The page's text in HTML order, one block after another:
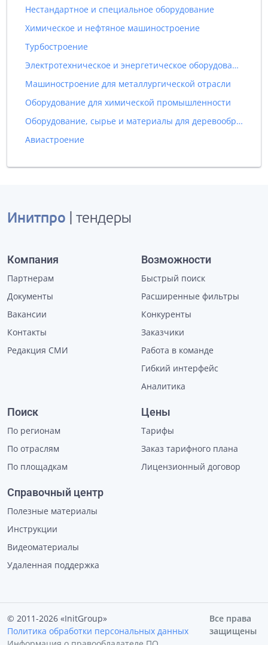
Нестандартное и специальное оборудование
Химическое и нефтяное машиностроение
Турбостроение
Электротехническое и энергетическое оборудование
Машиностроение для металлургической отрасли
Оборудование для химической промышленности
Оборудование, сырье и материалы для деревообрабатывающей промышленности
Авиастроение
Инитпро | тендеры
Компания
Партнерам
Документы
Вакансии
Контакты
Редакция СМИ
Возможности
Быстрый поиск
Расширенные фильтры
Конкуренты
Заказчики
Работа в команде
Гибкий интерфейс
Аналитика
Поиск
По регионам
По отраслям
По площадкам
Цены
Тарифы
Заказ тарифного плана
Лицензионный договор
Справочный центр
Полезные материалы
Инструкции
Видеоматериалы
Удаленная поддержка
© 2011-2026 «InitGroup»
Политика обработки персональных данных
Все права
защищены